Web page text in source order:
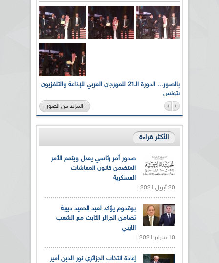
بالصور... الدورة الـ21 للمهرجان العربي للإذاعة والتلفزيون
بتونس
المزيد من الصور
الأكثر قراءة
صدور أمر رئاسي يعدل ويتمم الأمر
المتضمن قانون المعاشات
العسكرية
20 أبريل 2021 |
بوقدوم يؤكد لعبد الحميد دبيبة
تضامن الجزائر الثابت مع الشعب
الليبي
10 فبراير 2021 |
إعادة انتخاب الجزائري نور الدين أمير